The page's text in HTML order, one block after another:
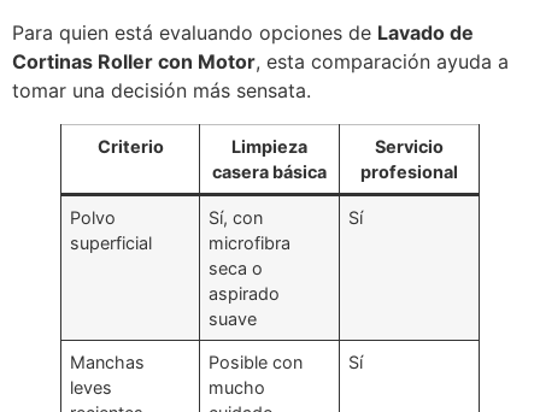
Para quien está evaluando opciones de Lavado de
Cortinas Roller con Motor, esta comparación ayuda a
tomar una decisión más sensata.
Criterio
Limpieza
casera básica
Servicio
profesional
Polvo
superficial
Sí, con
microfibra
seca o
aspirado
suave
Sí
Manchas
leves
Posible con
mucho
Sí